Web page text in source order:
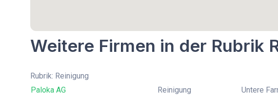
Weitere Firmen in der Rubrik
Rubrik: Reinigung
Paloka AG
Reinigung
Untere